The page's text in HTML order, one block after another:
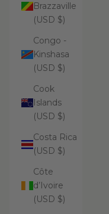
Brazzaville
(USD $)
Congo -
Kinshasa
(USD $)
Cook
Islands
(USD $)
Costa Rica
(USD $)
Côte
d’Ivoire
(USD $)